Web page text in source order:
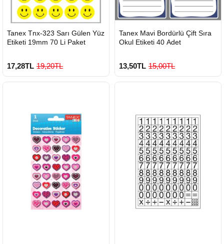
GÖNDERİ
Tanex Tnx-323 Sarı Gülen Yüz
Etiketi 19mm 70 Li Paket
17,28TL 19,20TL
GÖNDERİ
Tanex Mavi Bordürlü Çift Sıra
Okul Etiketi 40 Adet
13,50TL 15,00TL